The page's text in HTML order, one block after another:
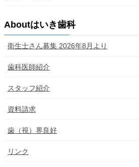
Aboutはいき歯科
衛生士さん募集 2026年8月より
歯科医師紹介
スタッフ紹介
資料請求
歯（視）界良好
リンク